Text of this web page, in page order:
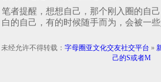
笔者提醒，想想自己，那个刚入圈的自
白的自己，有的时候随手而为，会被一些
未经允许不得转载： 字母圈亚文化交友社交平台 »
己的S或者M